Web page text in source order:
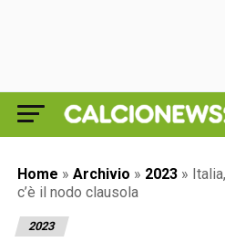
Home » Archivio » 2023 »
c’è il nodo clausola
2023